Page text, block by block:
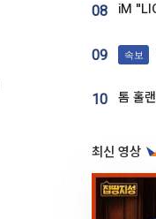
08
09 속보
10
최신 영상